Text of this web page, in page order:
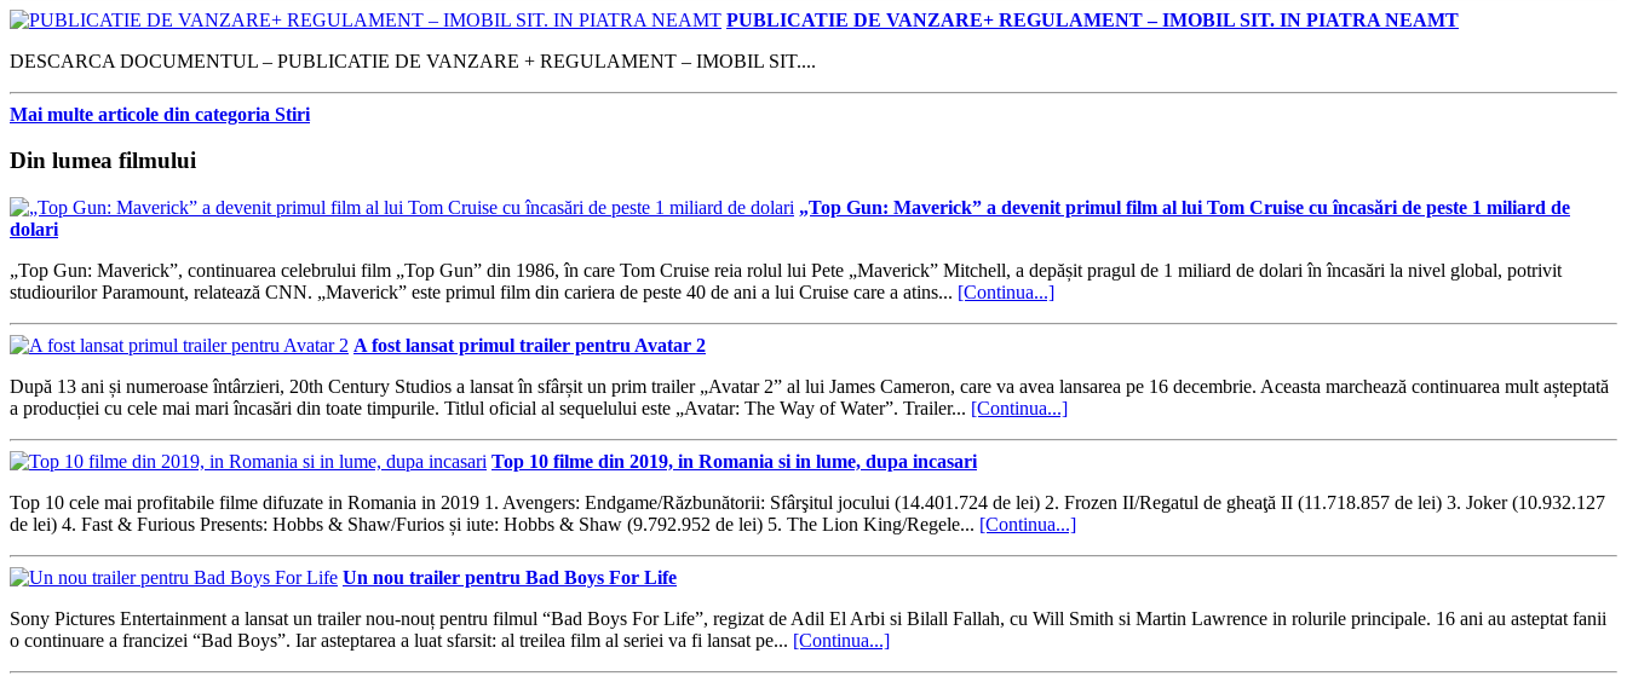
PUBLICATIE DE VANZARE+ REGULAMENT – IMOBIL SIT. IN PIATRA NEAMT
DESCARCA DOCUMENTUL – PUBLICATIE DE VANZARE + REGULAMENT – IMOBIL SIT....
Mai multe articole din categoria Stiri
Din lumea filmului
„Top Gun: Maverick” a devenit primul film al lui Tom Cruise cu încasări de peste 1 miliard de
dolari
„Top Gun: Maverick”, continuarea celebrului film „Top Gun” din 1986, în care Tom Cruise reia rolul lui Pete „Maverick” Mitchell, a depășit pragul de 1 miliard de dolari în încasări la nivel global, potrivit
studiourilor Paramount, relatează CNN. „Maverick” este primul film din cariera de peste 40 de ani a lui Cruise care a atins... [Continua...]
A fost lansat primul trailer pentru Avatar 2
După 13 ani și numeroase întârzieri, 20th Century Studios a lansat în sfârșit un prim trailer „Avatar 2” al lui James Cameron, care va avea lansarea pe 16 decembrie. Aceasta marchează continuarea mult așteptată
a producției cu cele mai mari încasări din toate timpurile. Titlul oficial al sequelului este „Avatar: The Way of Water”. Trailer... [Continua...]
Top 10 filme din 2019, in Romania si in lume, dupa incasari
Top 10 cele mai profitabile filme difuzate in Romania in 2019 1. Avengers: Endgame/Răzbunătorii: Sfârşitul jocului (14.401.724 de lei) 2. Frozen II/Regatul de gheaţă II (11.718.857 de lei) 3. Joker (10.932.127
de lei) 4. Fast & Furious Presents: Hobbs & Shaw/Furios și iute: Hobbs & Shaw (9.792.952 de lei) 5. The Lion King/Regele... [Continua...]
Un nou trailer pentru Bad Boys For Life
Sony Pictures Entertainment a lansat un trailer nou-nouț pentru filmul “Bad Boys For Life”, regizat de Adil El Arbi si Bilall Fallah, cu Will Smith si Martin Lawrence in rolurile principale. 16 ani au asteptat fanii
o continuare a francizei “Bad Boys”. Iar asteptarea a luat sfarsit: al treilea film al seriei va fi lansat pe... [Continua...]